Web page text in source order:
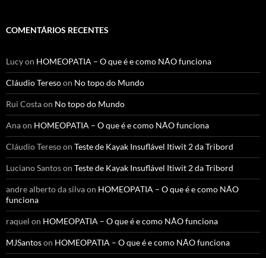
COMENTÁRIOS RECENTES
Lucyon HOMEOPATIA – O que é e como NÃO funciona
Cláudio Teresoon No topo do Mundo
Rui Costaon No topo do Mundo
Anaon HOMEOPATIA – O que é e como NÃO funciona
Cláudio Teresoon Teste de Kayak Insuflável Itiwit 2 da Tribord
Luciano Santoson Teste de Kayak Insuflável Itiwit 2 da Tribord
andre alberto da silvaon HOMEOPATIA – O que é e como NÃO
funciona
raquel on HOMEOPATIA – O que é e como NÃO funciona
MJSantoson HOMEOPATIA – O que é e como NÃO funciona